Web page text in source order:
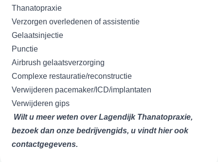
Thanatopraxie
Verzorgen overledenen of assistentie
Gelaatsinjectie
Punctie
Airbrush gelaatsverzorging
Complexe restauratie/reconstructie
Verwijderen pacemaker/ICD/implantaten
Verwijderen gips
Wilt u meer weten over Lagendijk Thanatopraxie,
bezoek dan onze bedrijvengids, u vindt hier ook
contactgegevens.